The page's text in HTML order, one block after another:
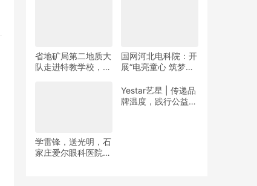
省地矿局第二地质大
队走进特教学校，暖
国网河北电科院：开
展“电亮童心 筑梦未
学雷锋，送光明，石
家庄爱尔眼科医院党
Yestar艺星 | 传递品
牌温度，践行公益之